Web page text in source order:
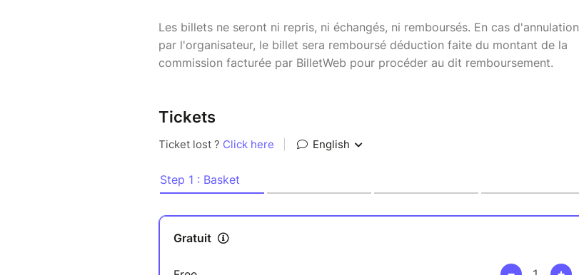
Les billets ne seront ni repris, ni échangés, ni remboursés. En cas d'annulation
par l'organisateur, le billet sera remboursé déduction faite du montant de la
commission facturée par BilletWeb pour procéder au dit remboursement.
Tickets